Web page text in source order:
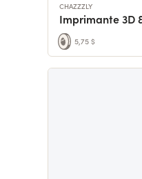
CHAZZZLY
Imprimante 3D
5,75 $